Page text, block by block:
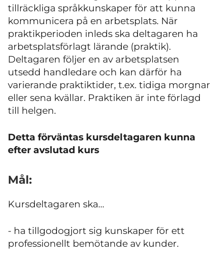
tillräckliga språkkunskaper för att kunna
kommunicera på en arbetsplats. När
praktikperioden inleds ska deltagaren ha
arbetsplatsförlagt lärande (praktik).
Deltagaren följer en av arbetsplatsen
utsedd handledare och kan därför ha
varierande praktiktider, t.ex. tidiga morgnar
eller sena kvällar. Praktiken är inte förlagd
till helgen.
Detta förväntas kursdeltagaren kunna
efter avslutad kurs
Mål:
Kursdeltagaren ska…
- ha tillgodogjort sig kunskaper för ett
professionellt bemötande av kunder.